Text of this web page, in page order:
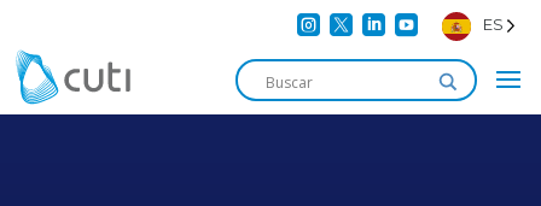
    ES